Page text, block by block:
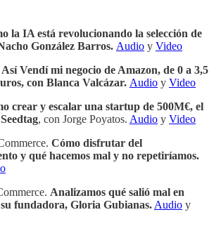
la IA está revolucionando la selección de
González Barros. Audio y Video
Así Vendí mi negocio de Amazon, de 0 a 3,5
con Blanca Valcázar. Audio y Video
crear y escalar una startup de 500M€, el
, con Jorge Poyatos. Audio y Video
Cómo disfrutar del
y qué hacemos mal y no repetiríamos.
Analizamos qué salió mal en
fundadora, Gloria Gubianas. Audio y